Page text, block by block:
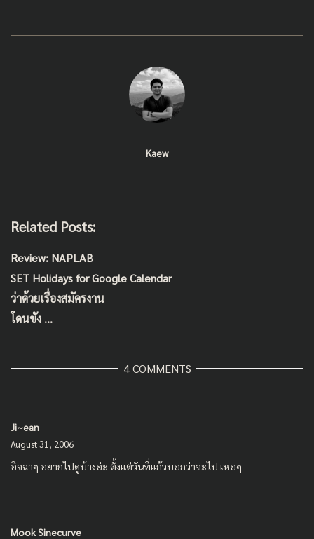
Kaew
Related Posts:
Review: NAPLAB
SET Holidays for Google Calendar
ว่าด้วยเรื่องสมัครงาน
โดนขัง …
4 COMMENTS
Ji~ean
August 31, 2006
อิจฉาๆ อยากไปดูบ้างอ่ะ ตั้งแต่วันที่แก้วบอกว่าจะไป เหอๆ
Mook Sinecurve